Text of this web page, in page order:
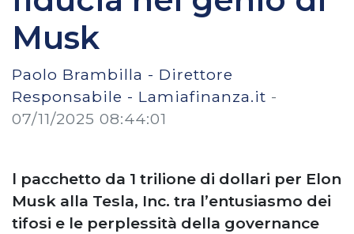
Musk
Paolo Brambilla - Direttore
Responsabile - Lamiafinanza.it -
07/11/2025 08:44:01
l pacchetto da 1 trilione di dollari per Elon
Musk alla Tesla, Inc. tra l’entusiasmo dei
tifosi e le perplessità della governance